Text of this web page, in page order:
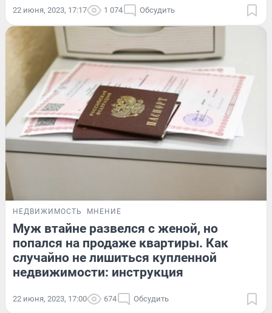
22 июня, 2023, 17:17 1 074 Обсудить
НЕДВИЖИМОСТЬ МНЕНИЕ
Муж втайне развелся с женой, но
попался на продаже квартиры. Как
случайно не лишиться купленной
недвижимости: инструкция
22 июня, 2023, 17:00 674 Обсудить